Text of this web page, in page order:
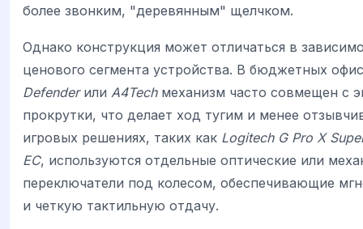
более звонким, "деревянным" щелчком.
Однако конструкция может отличаться в
ценового сегмента устройства. В бюджетных
Defenderили A4Techмеханизм часто совмещен с
прокрутки, что делает ход тугим и менее
игровых решениях, таких как Logitech G Pro X
EC, используются отдельные оптические или
переключатели под колесом, обеспечивающие
и четкую тактильную отдачу.